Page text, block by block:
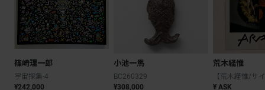
篠崎理一郎
宇宙採集-4
¥242,000
小池一馬
BC260329
¥308,000
荒木経惟
¥ ASK